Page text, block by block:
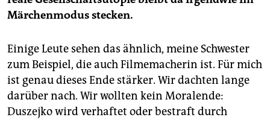
Märchenmodus stecken.
Einige Leute sehen das ähnlich, meine Schwester
zum Beispiel, die auch Filmemacherin ist. Für mich
ist genau dieses Ende stärker. Wir dachten lange
darüber nach. Wir wollten kein Moralende:
Duszejko wird verhaftet oder bestraft durch